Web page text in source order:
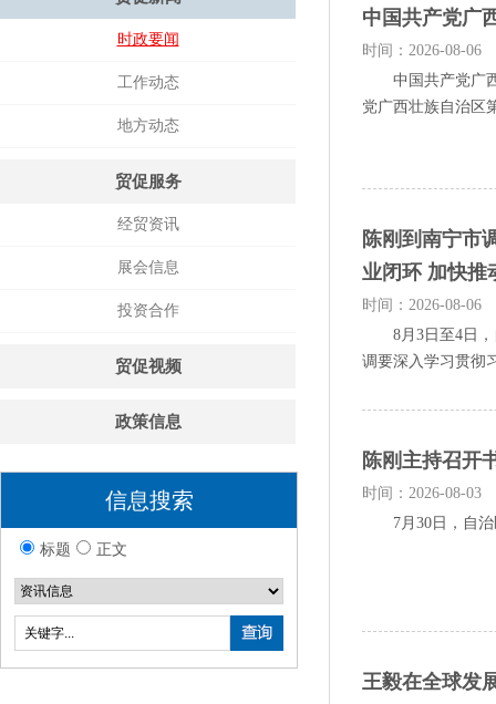
时政要闻
工作动态
地方动态
贸促服务
经贸资讯
展会信息
投资合作
贸促视频
政策信息
信息搜索
标题 正文
中国共产党广
时间：2026-08-06
中国共产党广西
党广西壮族自治区
陈刚到南宁市
业闭环 加快推
时间：2026-08-06
8月3日至4日，
调要深入学习贯彻
陈刚主持召开
时间：2026-08-03
7月30日，自治
王毅在全球发